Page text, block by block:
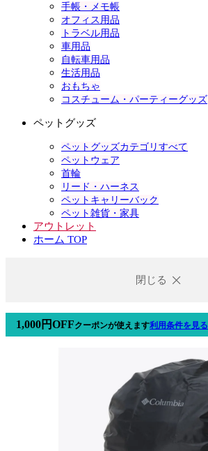
手帳・メモ帳
オフィス用品
トラベル用品
車用品
自転車用品
生活用品
おもちゃ
コスチューム・パーティーグッズ
ペットグッズ
ペットグッズカテゴリすべて
ペットウェア
首輪
リード・ハーネス
ペットキャリーバック
ペット雑貨・家具
アウトレット
ホーム TOP
閉じる
1,000円OFFクーポンが使えます利用条件を見る